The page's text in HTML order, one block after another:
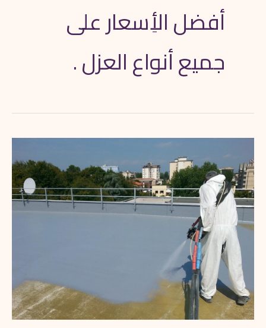
أفضل الأِسعار على
جميع أنواع العزل .
شركة
عزل
اسطح
بابها-0562042777